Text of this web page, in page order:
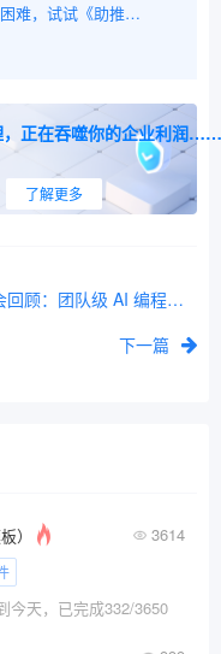
技术管理｜项目推动落地困难，试试《助推》中的方法
，正在吞噬你的企业利润……
了解更多
研讨会回顾：团队级 AI 编程，Harness 的几个关键点
下一篇
） 3614
今天，已完成332/3650